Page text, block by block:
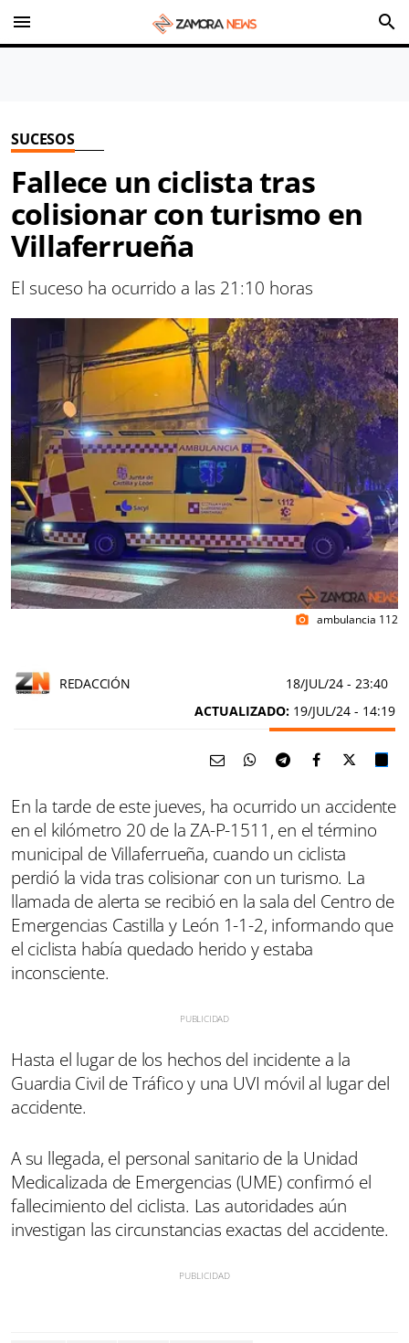
menu search
SUCESOS
Fallece un ciclista tras
colisionar con turismo en
Villaferrueña
El suceso ha ocurrido a las 21:10 horas
photo_camera ambulancia 112
REDACCIÓN 18/JUL/24 - 23:40
ACTUALIZADO: 19/JUL/24 - 14:19
En la tarde de este jueves, ha ocurrido un accidente
en el kilómetro 20 de la ZA-P-1511, en el término
municipal de Villaferrueña, cuando un ciclista
perdió la vida tras colisionar con un turismo. La
llamada de alerta se recibió en la sala del Centro de
Emergencias Castilla y León 1-1-2, informando que
el ciclista había quedado herido y estaba
inconsciente.
Hasta el lugar de los hechos del incidente a la
Guardia Civil de Tráfico y una UVI móvil al lugar del
accidente.
A su llegada, el personal sanitario de la Unidad
Medicalizada de Emergencias (UME) confirmó el
fallecimiento del ciclista. Las autoridades aún
investigan las circunstancias exactas del accidente.